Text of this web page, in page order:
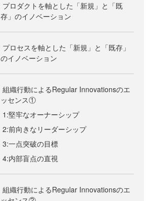
プロダクトを軸とした「新規」と「既
存」のイノベーション
プロセスを軸とした「新規」と「既存」
のイノベーション
組織行動によるRegular Innovationsのエ
ッセンス①
1:堅牢なオーナーシップ
2:前向きなリーダーシップ
3:一点突破の目標
4:内部盲点の直視
組織行動によるRegular Innovationsのエ